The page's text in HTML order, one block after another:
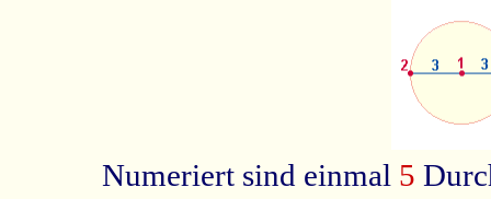
Numeriert sind einmal 5